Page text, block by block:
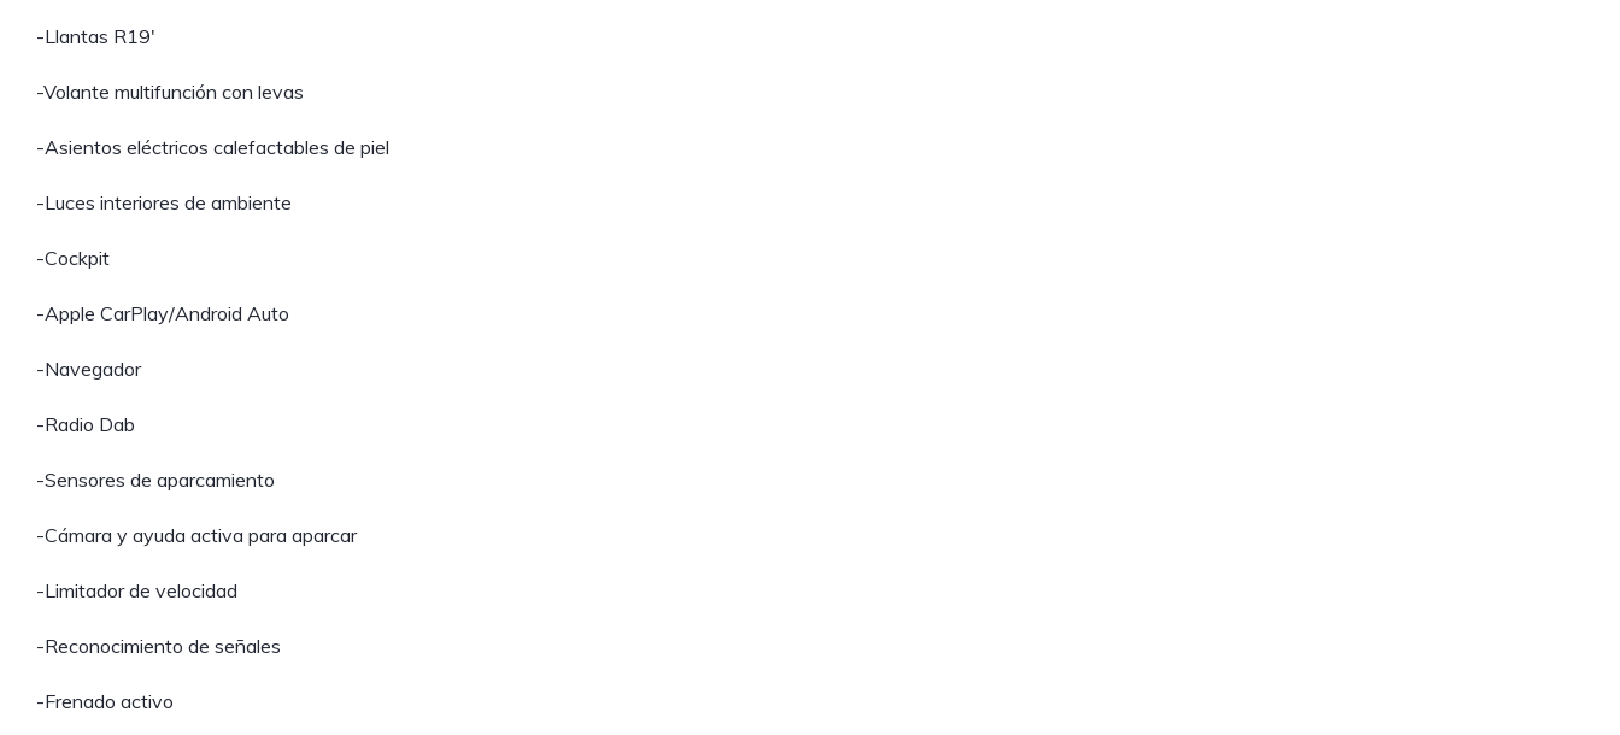
-Llantas R19′
-Volante multifunción con levas
-Asientos eléctricos calefactables de piel
-Luces interiores de ambiente
-Cockpit
-Apple CarPlay/Android Auto
-Navegador
-Radio Dab
-Sensores de aparcamiento
-Cámara y ayuda activa para aparcar
-Limitador de velocidad
-Reconocimiento de señales
-Frenado activo